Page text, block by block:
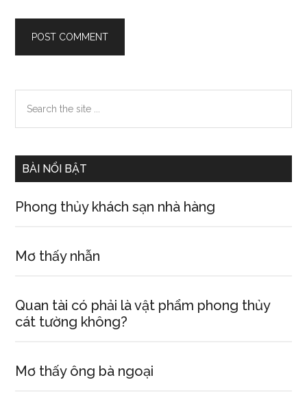
Primary
Sidebar
the
BÀI NỔI BẬT
Phong thủy khách sạn nhà hàng
Mơ thấy nhẫn
Quan tài có phải là vật phẩm phong thủy
cát tường không?
Mơ thấy ông bà ngoại